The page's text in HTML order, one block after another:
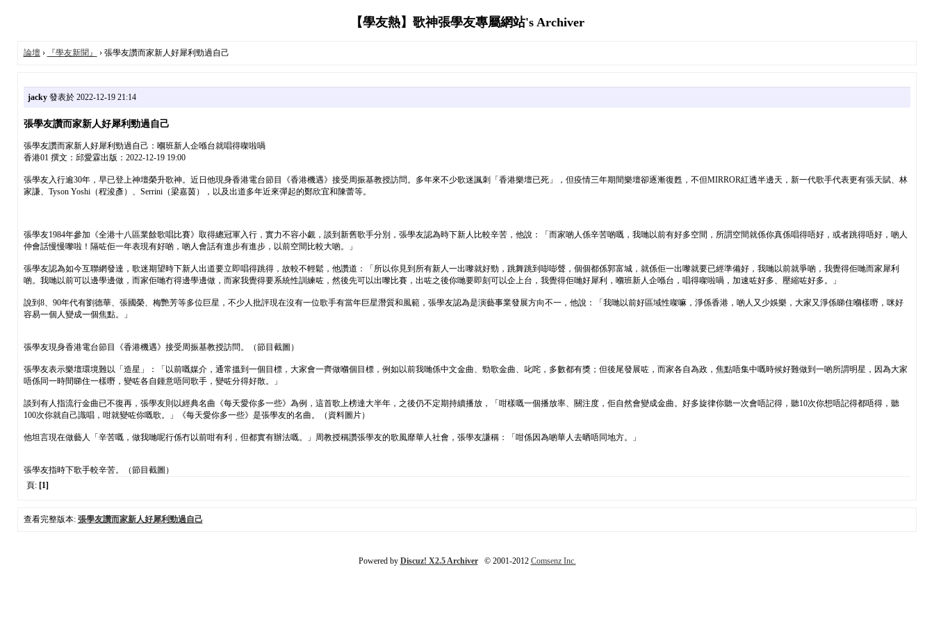
【學友熱】歌神張學友專屬網站's Archiver
論壇› 『學友新聞』 › 張學友讚而家新人好犀利勁過自己
jacky發表於 2022-12-19 21:14
張學友讚而家新人好犀利勁過自己
張學友讚而家新人好犀利勁過自己：嗰班新人企喺台就唱得㗎啦喎
香港01 撰文：邱愛霖出版：2022-12-19 19:00
張學友入行逾30年，早已登上神壇榮升歌神。近日他現身香港電台節目《香港機遇》接受周振基教授訪問。多年來不少歌迷諷刺「香港樂壇已死」，但疫情三年期間樂壇卻逐漸復甦，不但MIRROR紅透半邊天，新一代歌手代表更有張天賦、林
家謙、Tyson Yoshi（程浚彥）、Serrini（梁嘉茵），以及出道多年近來彈起的鄭欣宜和陳蕾等。
張學友1984年參加《全港十八區業餘歌唱比賽》取得總冠軍入行，實力不容小覷，談到新舊歌手分別，張學友認為時下新人比較辛苦，他說：「而家啲人係辛苦啲嘅，我哋以前有好多空間，所謂空間就係你真係唱得唔好，或者跳得唔好，啲人
仲會話慢慢嚟啦！隔咗佢一年表現有好啲，啲人會話有進步有進步，以前空間比較大啲。」
張學友認為如今互聯網發達，歌迷期望時下新人出道要立即唱得跳得，故較不輕鬆，他讚道：「所以你見到所有新人一出嚟就好勁，跳舞跳到嘭嘭聲，個個都係郭富城，就係佢一出嚟就要已經準備好，我哋以前就爭啲，我覺得佢哋而家犀利
啲。我哋以前可以邊學邊做，而家佢哋冇得邊學邊做，而家我覺得要系統性訓練咗，然後先可以出嚟比賽，出咗之後你哋要即刻可以企上台，我覺得佢哋好犀利，嗰班新人企喺台，唱得㗎啦喎，加速咗好多、壓縮咗好多。」
說到8、90年代有劉德華、張國榮、梅艷芳等多位巨星，不少人批評現在沒有一位歌手有當年巨星潛質和風範，張學友認為是演藝事業發展方向不一，他說：「我哋以前好區域性㗎嘛，淨係香港，啲人又少娛樂，大家又淨係睇住嗰樣嘢，咪好
容易一個人變成一個焦點。」
張學友現身香港電台節目《香港機遇》接受周振基教授訪問。（節目截圖）
張學友表示樂壇環境難以「造星」：「以前嘅媒介，通常搵到一個目標，大家會一齊做嗰個目標，例如以前我哋係中文金曲、勁歌金曲、叱咤，多數都有獎；但後尾發展咗，而家各自為政，焦點唔集中嘅時候好難做到一啲所謂明星，因為大家
唔係同一時間睇住一樣嘢，變咗各自鍾意唔同歌手，變咗分得好散。」
談到有人指流行金曲已不復再，張學友則以經典名曲《每天愛你多一些》為例，這首歌上榜達大半年，之後仍不定期持續播放，「咁樣嘅一個播放率、關注度，佢自然會變成金曲。好多旋律你聽一次會唔記得，聽10次你想唔記得都唔得，聽
100次你就自己識唱，咁就變咗你嘅歌。」《每天愛你多一些》是張學友的名曲。（資料圖片）
他坦言現在做藝人「辛苦嘅，做我哋呢行係冇以前咁有利，但都實有辦法嘅。」周教授稱讚張學友的歌風靡華人社會，張學友謙稱：「咁係因為啲華人去晒唔同地方。」
張學友指時下歌手較辛苦。（節目截圖）
頁: [1]
查看完整版本: 張學友讚而家新人好犀利勁過自己
Powered by Discuz! X2.5 Archiver© 2001-2012 Comsenz Inc.